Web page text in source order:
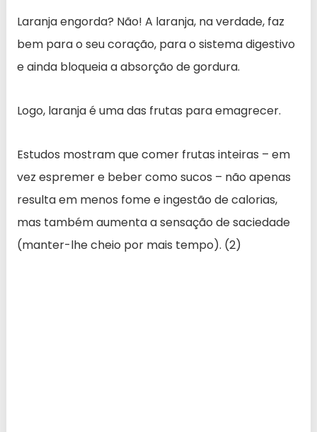
Laranja engorda? Não! A laranja, na verdade, faz
bem para o seu coração, para o sistema digestivo
e ainda bloqueia a absorção de gordura.
Logo, laranja é uma das frutas para emagrecer.
Estudos mostram que comer frutas inteiras – em
vez espremer e beber como sucos – não apenas
resulta em menos fome e ingestão de calorias,
mas também aumenta a sensação de saciedade
(manter-lhe cheio por mais tempo). (2)